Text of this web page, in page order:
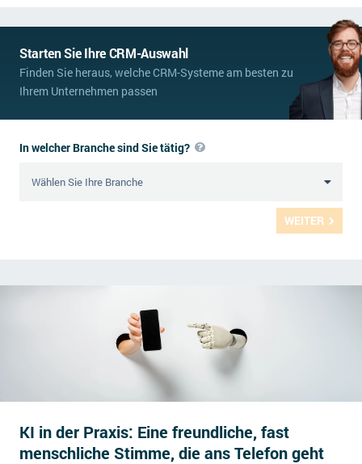
Starten Sie Ihre CRM-Auswahl
Finden Sie heraus, welche CRM-Systeme am besten zu
Ihrem Unternehmen passen
WEITER
In welcher Branche sind Sie tätig?
KI in der Praxis: Eine freundliche, fast
menschliche Stimme, die ans Telefon geht